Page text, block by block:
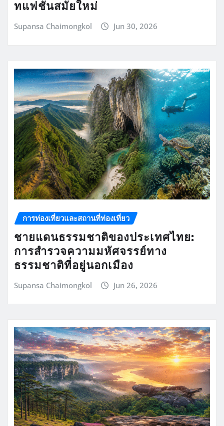
ทแฟชั่นสมัยใหม่
Supansa Chaimongkol Jun 30, 2026
การท่องเที่ยวและสถานที่ท่องเที่ยว
ชายแดนธรรมชาติของประเทศไทย:
การสำรวจความมหัศจรรย์ทาง
ธรรมชาติที่อยู่นอกเมือง
Supansa Chaimongkol Jun 26, 2026